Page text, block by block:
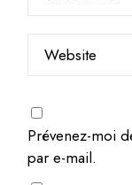
Prévenez-moi
par e-mail.